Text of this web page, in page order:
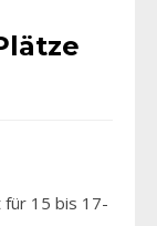
für 15 bis 17-